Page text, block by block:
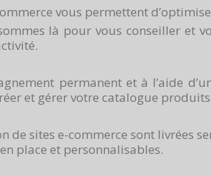
vous permettent
là pour vous conseiller et
permanent et à l’aide
et gérer votre catalogue
de sites e-commerce sont livrées
place et personnalisables.